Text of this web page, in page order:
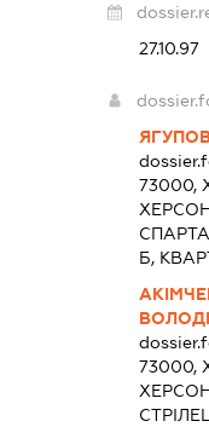
27.10.97
73000,
Б,
73000,